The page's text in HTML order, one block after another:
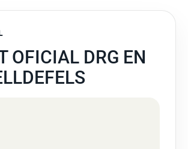
OFICIAL DRG EN